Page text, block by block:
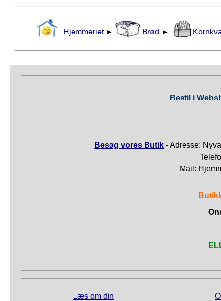
Hjemmeriet ► Brød ►
Bestil i
Besøg vores Butik - Adresse:
Mail:
Læs om din